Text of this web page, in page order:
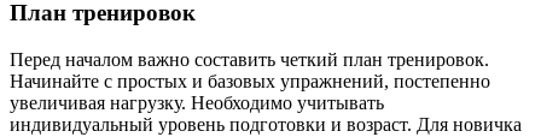
План тренировок
Перед началом важно составить четкий план тренировок.
Начинайте с простых и базовых упражнений, постепенно
увеличивая нагрузку. Необходимо учитывать
индивидуальный уровень подготовки и возраст. Для новичка